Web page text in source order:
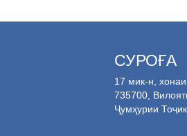
СУРОҒА
17 мик-н,
735700,
Ҷумҳурии